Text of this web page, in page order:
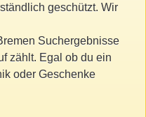
geschützt. Wir
Suchergebnisse
zählt. Egal ob du ein
oder Geschenke